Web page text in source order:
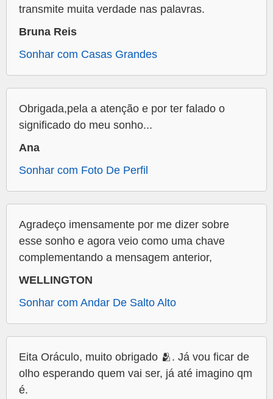
transmite muita verdade nas palavras.
Bruna Reis
Sonhar com Casas Grandes
Obrigada,pela a atenção e por ter falado o
significado do meu sonho...
Ana
Sonhar com Foto De Perfil
Agradeço imensamente por me dizer sobre
esse sonho e agora veio como uma chave
complementando a mensagem anterior,
WELLINGTON
Sonhar com Andar De Salto Alto
Eita Oráculo, muito obrigado 🫂. Já vou ficar de
olho esperando quem vai ser, já até imagino qm
é.